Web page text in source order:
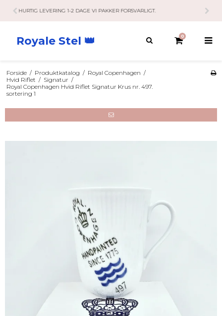
KUNDESERVICE HAR ÅBENT 10-21 RING / SMS / MAIL.
Royale Stel 👑 0
Forside / Produktkatalog / Royal Copenhagen /
Hvid Riflet / Signatur /
Royal Copenhagen Hvid Riflet Signatur Krus nr. 497.
sortering 1